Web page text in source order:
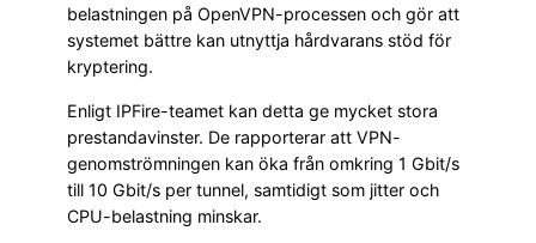
belastningen på OpenVPN-processen och gör att
systemet bättre kan utnyttja hårdvarans stöd för
kryptering.
Enligt IPFire-teamet kan detta ge mycket stora
prestandavinster. De rapporterar att VPN-
genomströmningen kan öka från omkring 1 Gbit/s
till 10 Gbit/s per tunnel, samtidigt som jitter och
CPU-belastning minskar.